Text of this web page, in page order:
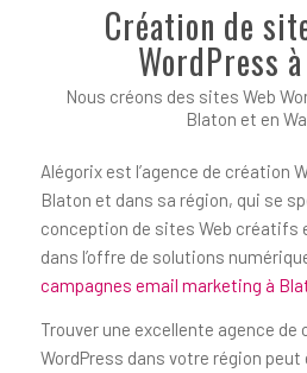
Création de
WordPress
Nous créons des sites Web
Blaton et en
Alégorix est l’agence de création
Blaton et dans sa région, qui se
conception de sites Web créatifs
dans l’offre de solutions
campagnes email marketing à
Trouver une excellente agence
WordPress dans votre région